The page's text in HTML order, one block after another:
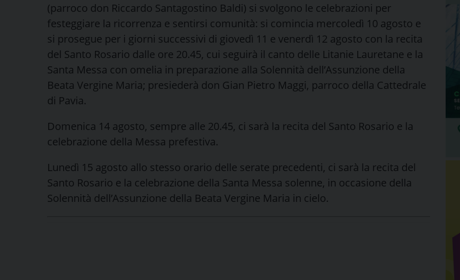
(parroco don Riccardo Santagostino Baldi) si svolgono le celebrazioni per
festeggiare la ricorrenza e sentirsi comunità: si comincia mercoledì 10 agosto e
si prosegue per i giorni successivi di giovedì 11 e venerdì 12 agosto con la recita
del Santo Rosario dalle ore 20.45, cui seguirà il canto delle Litanie Lauretane e la
Santa Messa con omelia in preparazione alla Solennità dell’Assunzione della
Beata Vergine Maria; presiederà don Gian Pietro Maggi, parroco della Cattedrale
di Pavia.
Domenica 14 agosto, sempre alle 20.45, ci sarà la recita del Santo Rosario e la
celebrazione della Messa prefestiva.
Lunedì 15 agosto allo stesso orario delle serate precedenti, ci sarà la recita del
Santo Rosario e la celebrazione della Santa Messa solenne, in occasione della
Solennità dell’Assunzione della Beata Vergine Maria in cielo.